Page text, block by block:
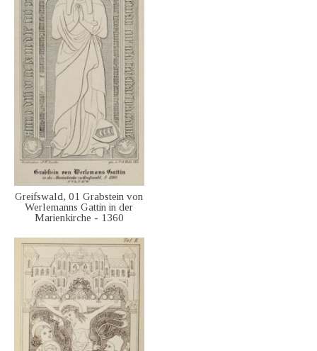
Greifswald, 01 Grabstein von
Werlemanns Gattin in der
Marienkirche - 1360